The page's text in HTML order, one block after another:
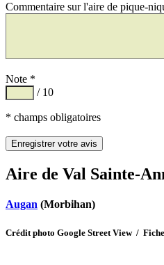
Commentaire sur l'aire de pique-
Note *
/ 10
* champs obligatoires
Aire de Val Sainte-
Augan (Morbihan)
Crédit photo Google Street View /